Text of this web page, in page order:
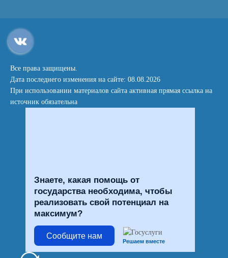
Все права защищены.
Дата последнего изменения на сайте: 08.08.2026
При использовании материалов сайта активная прямая ссылка на
источник обязательна
Знаете, какая помощь от
государства необходима, чтобы
реализовать свой потенциал на
максимум?
Сообщите нам
Решаем вместе